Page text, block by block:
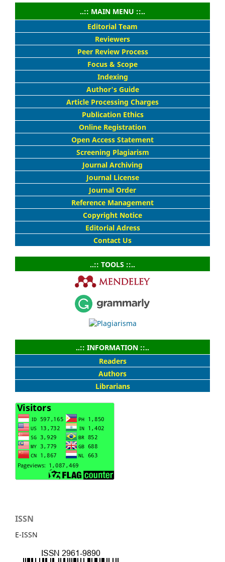
..:: MAIN MENU ::..
Editorial Team
Reviewers
Peer Review Process
Focus & Scope
Indexing
Author's Guide
Article Processing Charges
Publication Ethics
Online Registration
Open Access Statement
Screening Plagiarism
Journal Archiving
Journal License
Journal Order
Reference Management
Copyright Notice
Editorial Adress
Contact Us
..:: TOOLS ::..
..:: INFORMATION ::..
Readers
Authors
Librarians
ISSN
E-ISSN